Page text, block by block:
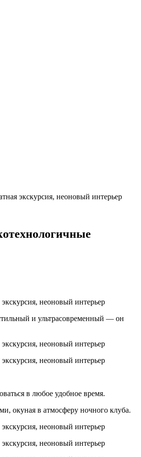
экскурсия, неоновый интерьер
и ультрасовременный — он
в любое удобное время.
окуная в атмосферу ночного клуба.